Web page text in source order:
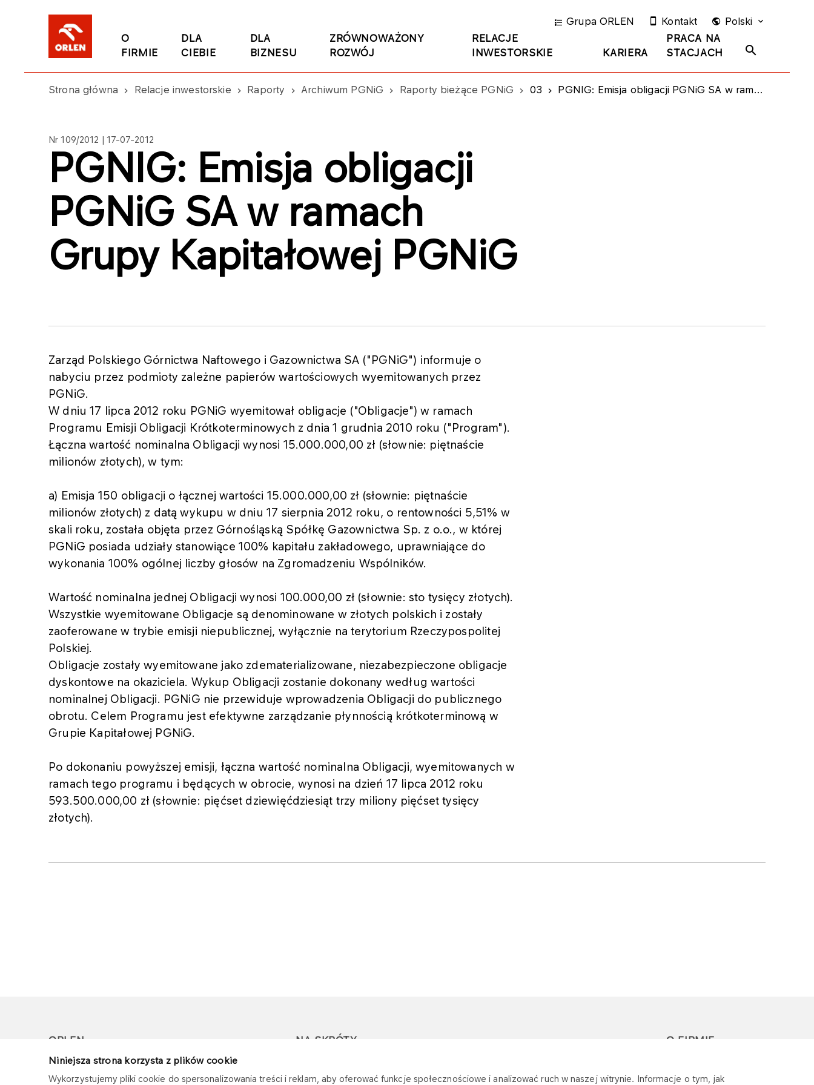
Niniejsza strona korzysta z plików cookie
Wykorzystujemy pliki cookie do spersonalizowania treści i reklam, aby oferować funkcje społecznościowe i analizować ruch w naszej witrynie. Informacje o tym, jak
O
FIRMIE
DLA
CIEBIE
DLA
BIZNESU
ZRÓWNOWAŻONY
ROZWÓJ
RELACJE
INWESTORSKIE
KARIERA
PRACA NA
STACJACH
Grupa ORLEN Kontakt Polski
Strona główna Relacje inwestorskie Raporty Archiwum PGNiG Raporty bieżące PGNiG 03 PGNIG: Emisja obligacji PGNiG SA w ramach Grupy Kapitałowej PGNiG
Nr 109/2012 | 17-07-2012
PGNIG: Emisja obligacji
PGNiG SA w ramach
Grupy Kapitałowej PGNiG
Zarząd Polskiego Górnictwa Naftowego i Gazownictwa SA ("PGNiG") informuje o
nabyciu przez podmioty zależne papierów wartościowych wyemitowanych przez
PGNiG.
W dniu 17 lipca 2012 roku PGNiG wyemitował obligacje ("Obligacje") w ramach
Programu Emisji Obligacji Krótkoterminowych z dnia 1 grudnia 2010 roku ("Program").
Łączna wartość nominalna Obligacji wynosi 15.000.000,00 zł (słownie: piętnaście
milionów złotych), w tym:
a) Emisja 150 obligacji o łącznej wartości 15.000.000,00 zł (słownie: piętnaście
milionów złotych) z datą wykupu w dniu 17 sierpnia 2012 roku, o rentowności 5,51% w
skali roku, została objęta przez Górnośląską Spółkę Gazownictwa Sp. z o.o., w której
PGNiG posiada udziały stanowiące 100% kapitału zakładowego, uprawniające do
wykonania 100% ogólnej liczby głosów na Zgromadzeniu Wspólników.
Wartość nominalna jednej Obligacji wynosi 100.000,00 zł (słownie: sto tysięcy złotych).
Wszystkie wyemitowane Obligacje są denominowane w złotych polskich i zostały
zaoferowane w trybie emisji niepublicznej, wyłącznie na terytorium Rzeczypospolitej
Polskiej.
Obligacje zostały wyemitowane jako zdematerializowane, niezabezpieczone obligacje
dyskontowe na okaziciela. Wykup Obligacji zostanie dokonany według wartości
nominalnej Obligacji. PGNiG nie przewiduje wprowadzenia Obligacji do publicznego
obrotu. Celem Programu jest efektywne zarządzanie płynnością krótkoterminową w
Grupie Kapitałowej PGNiG.
Po dokonaniu powyższej emisji, łączna wartość nominalna Obligacji, wyemitowanych w
ramach tego programu i będących w obrocie, wynosi na dzień 17 lipca 2012 roku
593.500.000,00 zł (słownie: pięćset dziewięćdziesiąt trzy miliony pięćset tysięcy
złotych).
ORLEN
Copyright © 1996-2026
Wszystkie prawa zastrzeżone
NA SKRÓTY
oszustwami
reklamację
O FIRMIE